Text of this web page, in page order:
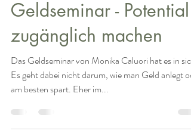
Aurora Riccio
15. Dez. 2023
3 Min. Lesezeit
Geldseminar - Potential
zugänglich machen
Das Geldseminar von Monika Caluori hat es in sich.
Es geht dabei nicht darum, wie man Geld anlegt